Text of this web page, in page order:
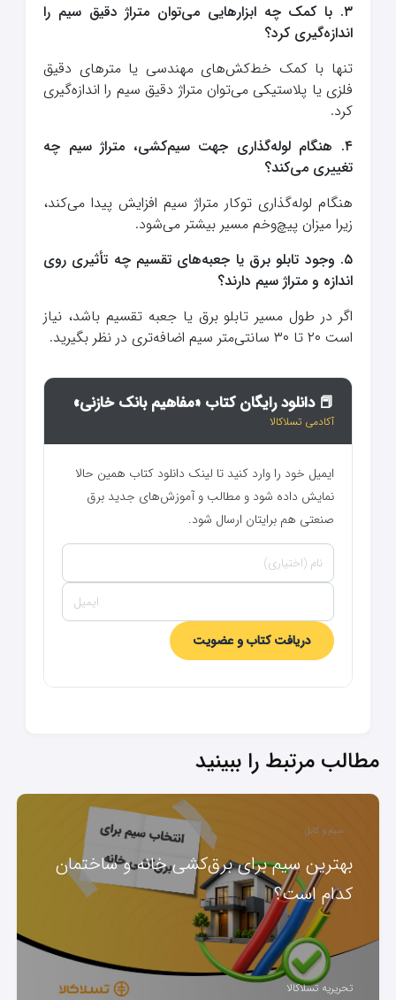
۳. با کمک چه ابزارهایی می‌توان متراژ دقیق سیم را
اندازه‌گیری کرد؟
تنها با کمک خط‌کش‌های مهندسی یا مترهای دقیق
فلزی یا پلاستیکی می‌توان متراژ دقیق سیم را اندازه‌گیری
کرد.
۴. هنگام لوله‌گذاری جهت سیم‌کشی، متراژ سیم چه
تغییری می‌کند؟
هنگام لوله‌گذاری توکار متراژ سیم افزایش پیدا می‌کند،
زیرا میزان پیچ‌وخم مسیر بیشتر می‌شود.
۵. وجود تابلو برق یا جعبه‌های تقسیم چه تأثیری روی
اندازه و متراژ سیم دارند؟
اگر در طول مسیر تابلو برق یا جعبه تقسیم باشد، نیاز
است ۲۰ تا ۳۰ سانتی‌متر سیم اضافه‌تری در نظر بگیرید.
📕 دانلود رایگان کتاب «مفاهیم بانک خازنی»
آکادمی تسلاکالا
ایمیل خود را وارد کنید تا لینک دانلود کتاب همین حالا
نمایش داده شود و مطالب و آموزش‌های جدید برق
صنعتی هم برایتان ارسال شود.
دریافت کتاب و عضویت
مطالب مرتبط را ببینید
سیم و کابل
بهترین سیم برای برق‌کشی خانه و ساختمان
کدام است؟
تحریریه تسلاکالا